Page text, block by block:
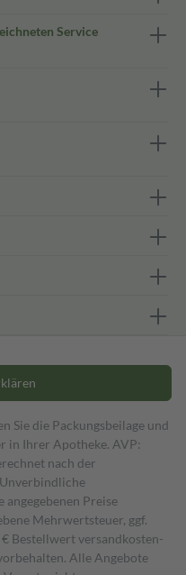
Service
Sie die Packungsbeilage und
in Ihrer Apotheke. AVP:
nach der
Preise
Mehrwertsteuer, ggf.
€ Bestell­wert versand­kosten­
Alle Angebote